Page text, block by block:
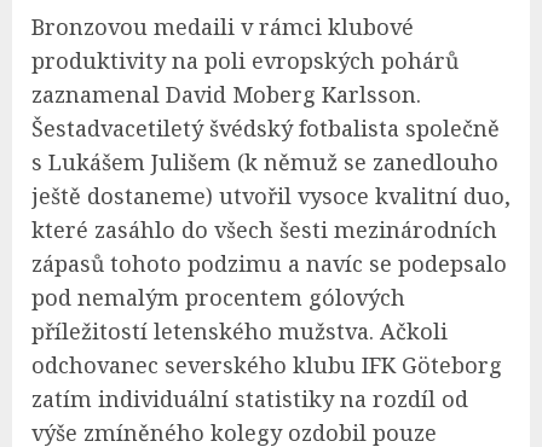
Bronzovou medaili v rámci klubové
produktivity na poli evropských pohárů
zaznamenal David Moberg Karlsson.
Šestadvacetiletý švédský fotbalista společně
s Lukášem Julišem (k němuž se zanedlouho
ještě dostaneme) utvořil vysoce kvalitní duo,
které zasáhlo do všech šesti mezinárodních
zápasů tohoto podzimu a navíc se podepsalo
pod nemalým procentem gólových
příležitostí letenského mužstva. Ačkoli
odchovanec severského klubu IFK Göteborg
zatím individuální statistiky na rozdíl od
výše zmíněného kolegy ozdobil pouze